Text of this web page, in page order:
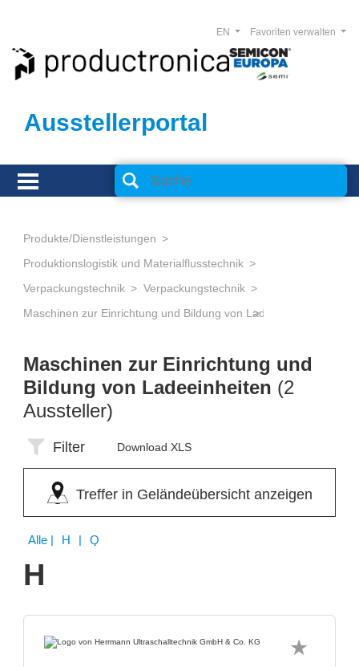
Ausstellerportal
Favoriten verwalten
EN
Produkte/Dienstleistungen
Produktionslogistik und Materialflusstechnik
Verpackungstechnik
Verpackungstechnik
Maschinen zur Einrichtung und Bildung von Ladeeinheiten
Maschinen zur Einrichtung und
Bildung von Ladeeinheiten (2
Aussteller)
Filter Download XLS
Treffer in Geländeübersicht anzeigen
Alle | H | Q
H